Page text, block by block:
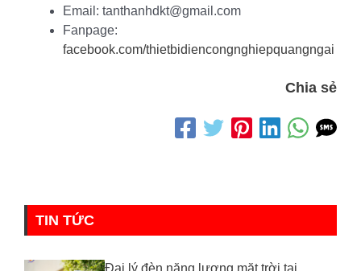
Email: tanthanhdkt@gmail.com
Fanpage:
facebook.com/thietbidiencongnghiepquangngai
Chia sẻ
TIN TỨC
Đại lý đèn năng lượng mặt trời tại